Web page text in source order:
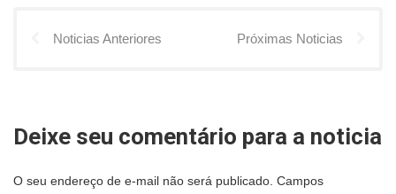
Noticias Anteriores Próximas Noticias
Deixe seu comentário para a noticia
O seu endereço de e-mail não será publicado. Campos